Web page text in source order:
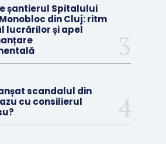
șantierul Spitalului
din Cluj: ritm
lucrărilor și apel
scandalul din
cu consilierul